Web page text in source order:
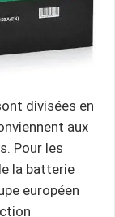
divisées en
aux
Pour les
la batterie
européen